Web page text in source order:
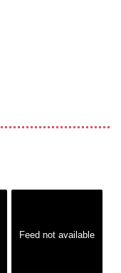
Feed not available